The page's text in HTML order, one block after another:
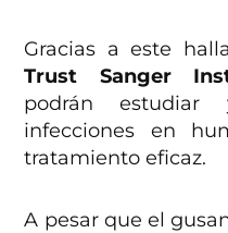
Gracias a este
Trust Sanger
podrán estudiar
infecciones en
tratamiento eficaz.
A pesar que el